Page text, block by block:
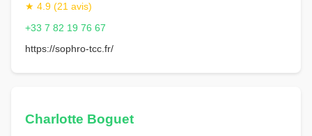
★ 4.9 (21 avis)
+33 7 82 19 76 67
https://sophro-tcc.fr/
Charlotte Boguet